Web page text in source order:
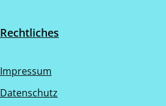
Rechtliches
Impressum
Datenschutz